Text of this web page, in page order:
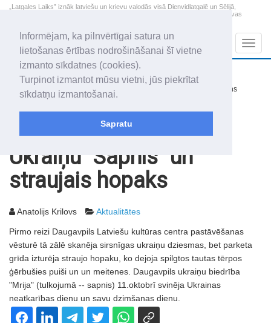
Informējam, ka pilnvērtīgai satura un
lietošanas ērtības nodrošināšanai šī vietne
izmanto sīkdatnes (cookies).
Turpinot izmantot mūsu vietni, jūs piekrītat
sīkdatņu izmantošanai.
Sapratu
„Latgales Laiks” iznāk latviešu un krievu valodās visā Dienvidlatgalē un Sēlijā,
„Latgales Laiks” latviešu valodā aptver Daugavpils valstspilsētu, Augšdaugavas
2026. gada 8. augusts
Sestdiena
Mudīte, Vladislava, Vladislavs
+15.2
nedaudz mākoņains
Ukraiņu "Sapnis" un
straujais hopaks
Anatolijs Krilovs Aktualitātes
Pirmo reizi Daugavpils Latviešu kultūras centra pastāvēšanas
vēsturē tā zālē skanēja sirsnīgas ukraiņu dziesmas, bet parketa
grīda izturēja straujo hopaku, ko dejoja spilgtos tautas tērpos
ģērbušies puiši un un meitenes. Daugavpils ukraiņu biedrība
"Mrija" (tulkojumā -- sapnis) 11.oktobrī svinēja Ukrainas
neatkarības dienu un savu dzimšanas dienu.